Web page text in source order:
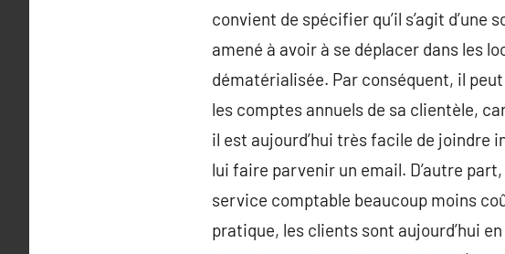
convient de spécifier qu’il s’agit
amené à avoir à se déplacer dans les
dématérialisée. Par conséquent, il
les comptes annuels de sa clientèle,
il est aujourd’hui très facile de
lui faire parvenir un email. D’autre
service comptable beaucoup moins
pratique, les clients sont aujourd’hui